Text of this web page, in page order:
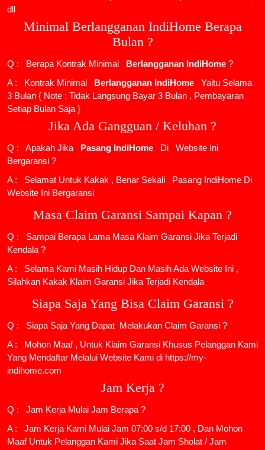
dll
Minimal Berlangganan IndiHome Berapa
Bulan ?
Q : Berapa Kontrak Minimal Berlangganan IndiHome ?
A : Kontrak Minimal
Berlangganan IndiHome
Yaitu Selama
3 Bulan { Note : Tidak Langsung Bayar 3 Bulan , Pembayaran
Setiap Bulan Saja }
Jika Ada Gangguan / Keluhan ?
Q : Apakah Jika Pasang IndiHome Di
Website Ini
Bergaransi ?
A : Selamat Untuk Kakak , Benar Sekali
Pasang IndiHome Di
Website Ini Bergaransi
Masa Claim Garansi Sampai Kapan ?
Q : Sampai Berapa Lama Masa Klaim Garansi Jika Terjadi
Kendala ?
A : Selama Kami Masih Hidup Dan Masih Ada Website Ini ,
Silahkan Kakak Klaim Garansi Jika Terjadi Kendala
Siapa Saja Yang Bisa Claim Garansi ?
Q : Siapa Saja Yang Dapat Melakukan Claim Garansi ?
A : Mohon Maaf , Untuk Klaim Garansi Khusus Pelanggan Kami
Yang Mendaftar Melalui Website Kami di https://my-
indihome.com
Jam Kerja ?
Q : Jam Kerja Mulai Jam Berapa ?
A : Jam Kerja Kami Mulai Jam 07:00 s/d 17:00 , Dan Mohon
Maaf Untuk Pelanggan Kami Jika Saat Jam Sholat / Jam